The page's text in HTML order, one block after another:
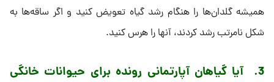
همیشه گلدان‌ها را هنگام رشد گیاه تعویض کنید و اگر ساقه‌ها به
شکل نامرتب رشد کردند، آنها را هرس کنید.
3.
آیا گیاهان آپارتمانی رونده برای حیوانات خانگی